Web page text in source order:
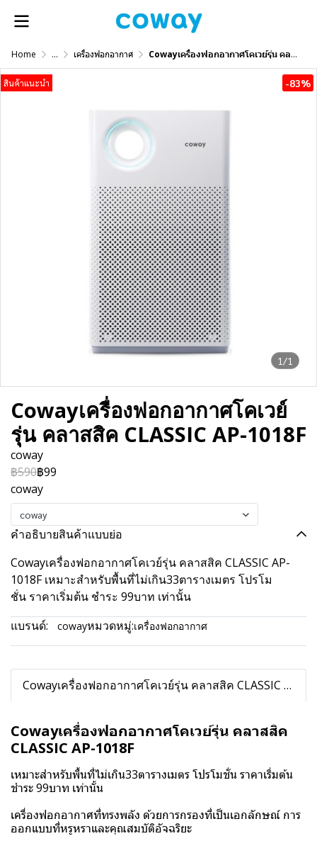
Home ... เครื่องฟอกอากาศ Cowayเครื่องฟอกอากาศโคเวย์รุ่น คลาสสิค CLASSIC AP-1018F
1/1
สินค้าแนะนำ -83%
Cowayเครื่องฟอกอากาศโคเวย์
รุ่น คลาสสิค CLASSIC AP-1018F
coway
฿590฿99
coway
coway
คำอธิบายสินค้าแบบย่อ
Cowayเครื่องฟอกอากาศโคเวย์รุ่น คลาสสิค CLASSIC AP-
1018F เหมาะสำหรับพื้นที่ไม่เกิน33ตารางเมตร โปรโม
ชั่น ราคาเริ่มต้น ชำระ 99บาท เท่านั้น
แบรนด์:
cowayหมวดหมู่:เครื่องฟอกอากาศ
Cowayเครื่องฟอกอากาศโคเวย์รุ่น คลาสสิค CLASSIC AP-1018F
Cowayเครื่องฟอกอากาศโคเวย์รุ่น คลาสสิค
CLASSIC AP-1018F
เหมาะสำหรับพื้นที่ไม่เกิน33ตารางเมตร โปรโมชั่น ราคาเริ่มต้น
ชำระ 99บาท เท่านั้น
เครื่องฟอกอากาศที่ทรงพลัง ด้วยการกรองที่เป็นเอกลักษณ์ การ
ออกแบบที่หรูหราและคุณสมบัติอัจฉริยะ